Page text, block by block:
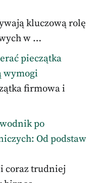
kluczową rolę
w …
pieczątka
wymogi
firmowa i
po
Od podstaw
coraz trudniej